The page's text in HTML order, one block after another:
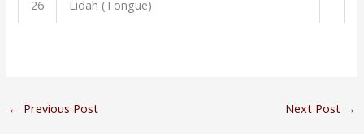
26 Lidah (Tongue)
← Previous Post Next Post →